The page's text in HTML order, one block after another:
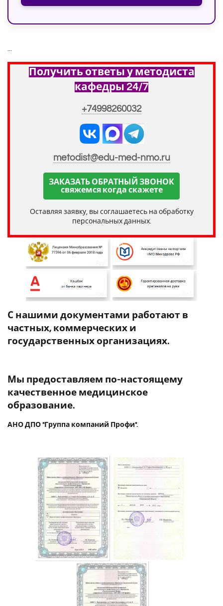
...
Получить ответы у методиста
кафедры 24/7
+74998260032
metodist@edu-med-nmo.ru
ЗАКАЗАТЬ ОБРАТНЫЙ ЗВОНОК
свяжемся когда скажете
Оставляя заявку, вы соглашаетесь на обработку
персональных данных.
С нашими документами работают в
частных, коммерческих и
государственных организациях.
Мы предоставляем по-настоящему
качественное медицинское
образование.
АНО ДПО "Группа компаний Профи".